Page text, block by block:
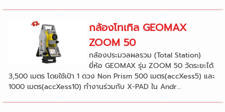
กล้องโทเทิล GEOMAX
ZOOM 50
กล้องประมวลผลรวม (Total Station)
ยี่ห้อ GEOMAX รุ่น ZOOM 50 วัดระยะได้
3,500 เมตร โดยใช้เป้า 1 ดวง Non Prism 500 เมตร(accXess5) และ
1000 เมตร(accXess10) ทำงานร่วมกับ X-PAD ใน Andr...